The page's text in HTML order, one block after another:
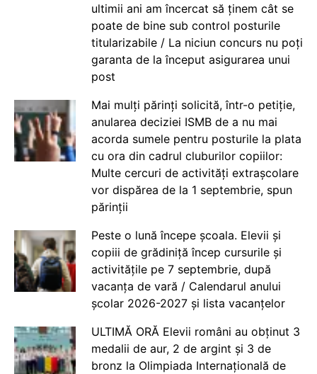
ultimii ani am încercat să ținem cât se
poate de bine sub control posturile
titularizabile / La niciun concurs nu poți
garanta de la început asigurarea unui
post
Mai mulți părinți solicită, într-o petiție,
anularea deciziei ISMB de a nu mai
acorda sumele pentru posturile la plata
cu ora din cadrul cluburilor copiilor:
Multe cercuri de activități extrașcolare
vor dispărea de la 1 septembrie, spun
părinții
Peste o lună începe școala. Elevii și
copiii de grădiniță încep cursurile și
activitățile pe 7 septembrie, după
vacanța de vară / Calendarul anului
școlar 2026-2027 și lista vacanțelor
ULTIMĂ ORĂ Elevii români au obținut 3
medalii de aur, 2 de argint și 3 de
bronz la Olimpiada Internațională de